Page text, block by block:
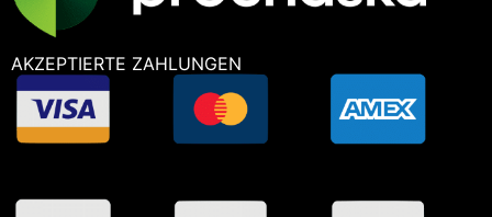
AKZEPTIERTE ZAHLUNGEN